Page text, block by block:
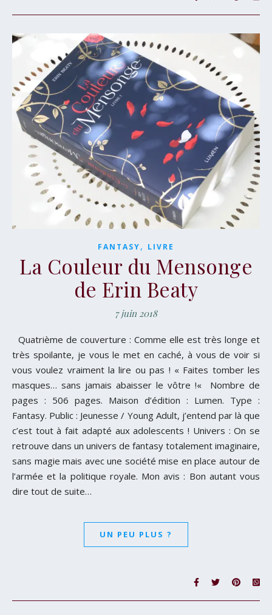
FANTASY, LIVRE
La Couleur du Mensonge
de Erin Beaty
7 juin 2018
Quatrième de couverture : Comme elle est très longe et
très spoilante, je vous le met en caché, à vous de voir si
vous voulez vraiment la lire ou pas ! « Faites tomber les
masques… sans jamais abaisser le vôtre !« Nombre de
pages : 506 pages. Maison d’édition : Lumen. Type :
Fantasy. Public : Jeunesse / Young Adult, j’entend par là que
c’est tout à fait adapté aux adolescents ! Univers : On se
retrouve dans un univers de fantasy totalement imaginaire,
sans magie mais avec une société mise en place autour de
l’armée et la politique royale. Mon avis : Bon autant vous
dire tout de suite…
UN PEU PLUS ?